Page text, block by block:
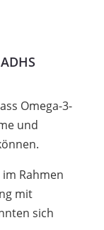
Omega-3-
und
Rahmen
mit
sich